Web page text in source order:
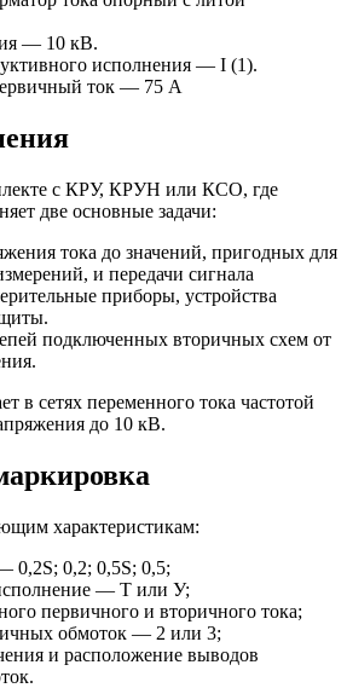
— 10 кВ.
исполнения — I (1).
ток — 75 А
с КРУ, КРУН или КСО, где
две основные задачи:
тока до значений, пригодных для
и передачи сигнала
приборы, устройства
подключенных вторичных схем от
в сетях переменного тока частотой
до 10 кВ.
характеристикам:
0,2S; 0,2; 0,5S; 0,5;
— Т или У;
первичного и вторичного тока;
обмоток — 2 или 3;
и расположение выводов